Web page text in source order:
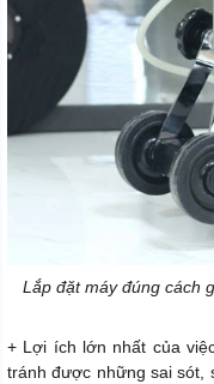
Lắp đặt máy đúng cách
+ Lợi ích lớn nhất của
tránh được những sai sót,